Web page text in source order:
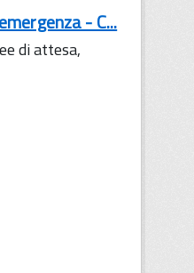
- C...
di attesa,